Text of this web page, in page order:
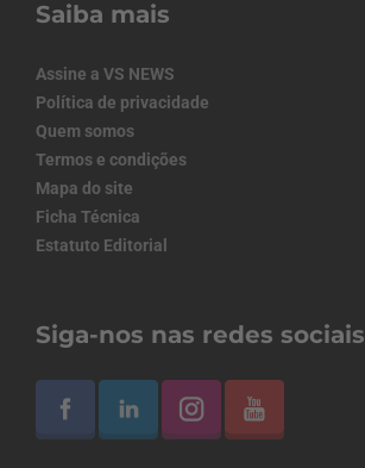
Saiba mais
Assine a VS NEWS
Política de privacidade
Quem somos
Termos e condições
Mapa do site
Ficha Técnica
Estatuto Editorial
Siga-nos nas redes sociais